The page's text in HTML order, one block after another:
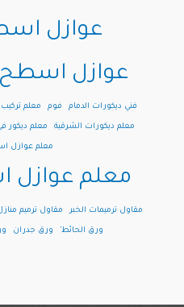
عوازل
عوازل اسطح
فني ديكورات الدمام فوم معلم
معلم ديكورات الشرقية معلم ديكور
معلم عوازل
معلم عوازل
مقاول ترميمات الخبر مقاول ترميم
ورق الحائط’ ورق جدران